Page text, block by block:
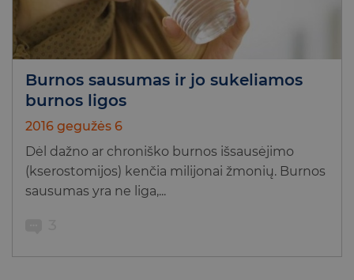
Burnos sausumas ir jo sukeliamos
burnos ligos
2016 gegužės 6
Dėl dažno ar chroniško burnos išsausėjimo
(kserostomijos) kenčia milijonai žmonių. Burnos
sausumas yra ne liga,...